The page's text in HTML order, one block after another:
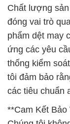
Chất lượng
đóng vai trò
phẩm dệt may
ứng các yêu
thống kiểm
tôi đảm bảo
các tiêu chuẩn
**Cam Kết